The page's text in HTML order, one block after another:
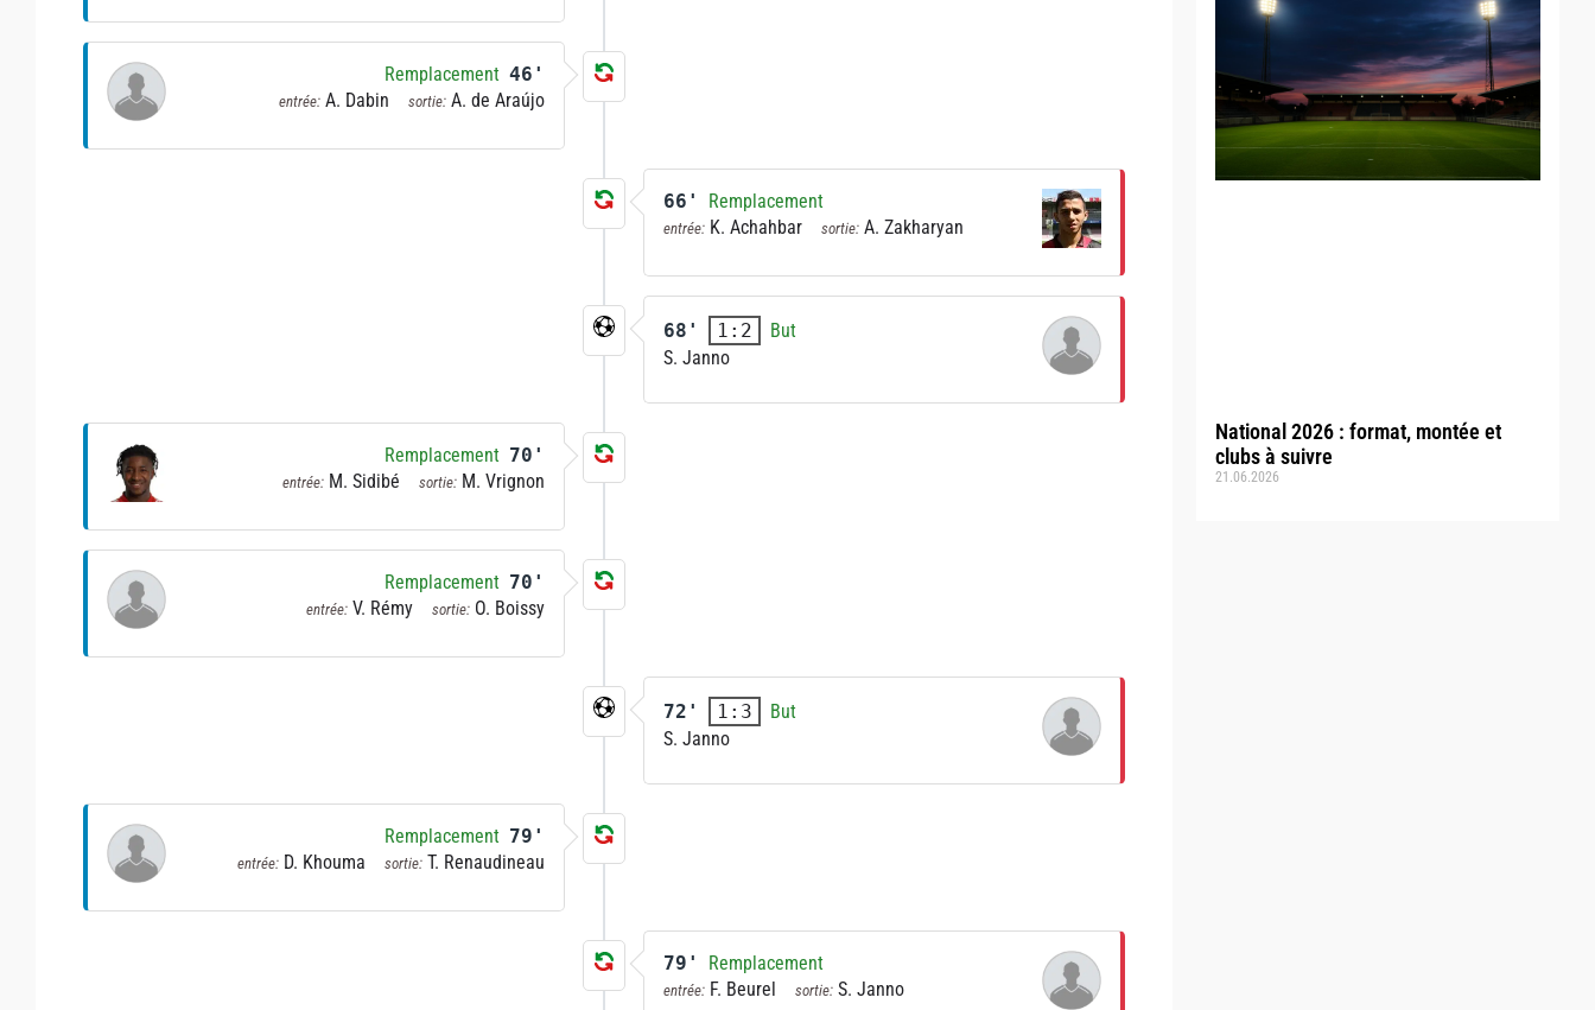
National 2026 : format, montée et
clubs à suivre
21.06.2026
Remplacement 46'
entrée: A. Dabin sortie: A. de Araújo
66' Remplacement
entrée: K. Achahbar sortie: A. Zakharyan
68' 1:2
But
S. Janno
Remplacement 70'
entrée: M. Sidibé sortie: M. Vrignon
Remplacement 70'
entrée: V. Rémy sortie: O. Boissy
72' 1:3
But
S. Janno
Remplacement 79'
entrée: D. Khouma sortie: T. Renaudineau
79' Remplacement
entrée: F. Beurel sortie: S. Janno